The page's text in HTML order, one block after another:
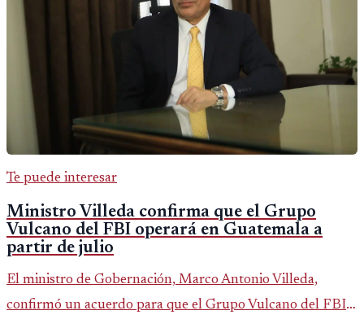
Te puede interesar
Ministro Villeda confirma que el Grupo
Vulcano del FBI operará en Guatemala a
partir de julio
El ministro de Gobernación, Marco Antonio Villeda,
confirmó un acuerdo para que el Grupo Vulcano del FBI